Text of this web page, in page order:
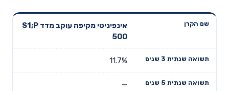
שנתית 3
תשואה
דמי ניהול
אינפיניטי מקיפה עוקב מדד S1;P
500
11.7%
—